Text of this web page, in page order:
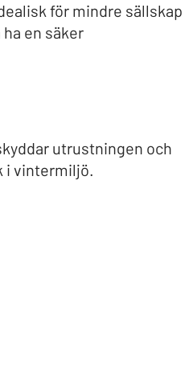
för mindre sällskap
en säker
utrustningen och
i vintermiljö.